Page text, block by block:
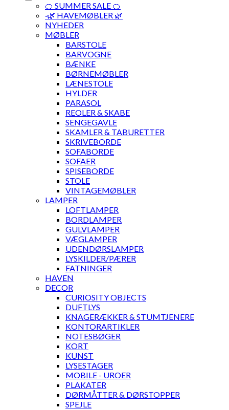
🍊 SUMMER SALE 🍊
·🌿 HAVEMØBLER 🌿
NYHEDER
MØBLER
BARSTOLE
BARVOGNE
BÆNKE
BØRNEMØBLER
LÆNESTOLE
HYLDER
PARASOL
REOLER & SKABE
SENGEGAVLE
SKAMLER & TABURETTER
SKRIVEBORDE
SOFABORDE
SOFAER
SPISEBORDE
STOLE
VINTAGEMØBLER
LAMPER
LOFTLAMPER
BORDLAMPER
GULVLAMPER
VÆGLAMPER
UDENDØRSLAMPER
LYSKILDER/PÆRER
FATNINGER
HAVEN
DECOR
CURIOSITY OBJECTS
DUFTLYS
KNAGERÆKKER & STUMTJENERE
KONTORARTIKLER
NOTESBØGER
KORT
KUNST
LYSESTAGER
MOBILE - UROER
PLAKATER
DØRMÅTTER & DØRSTOPPER
SPEJLE